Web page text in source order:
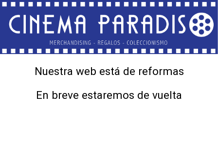
Nuestra web está de reformas
En breve estaremos de vuelta